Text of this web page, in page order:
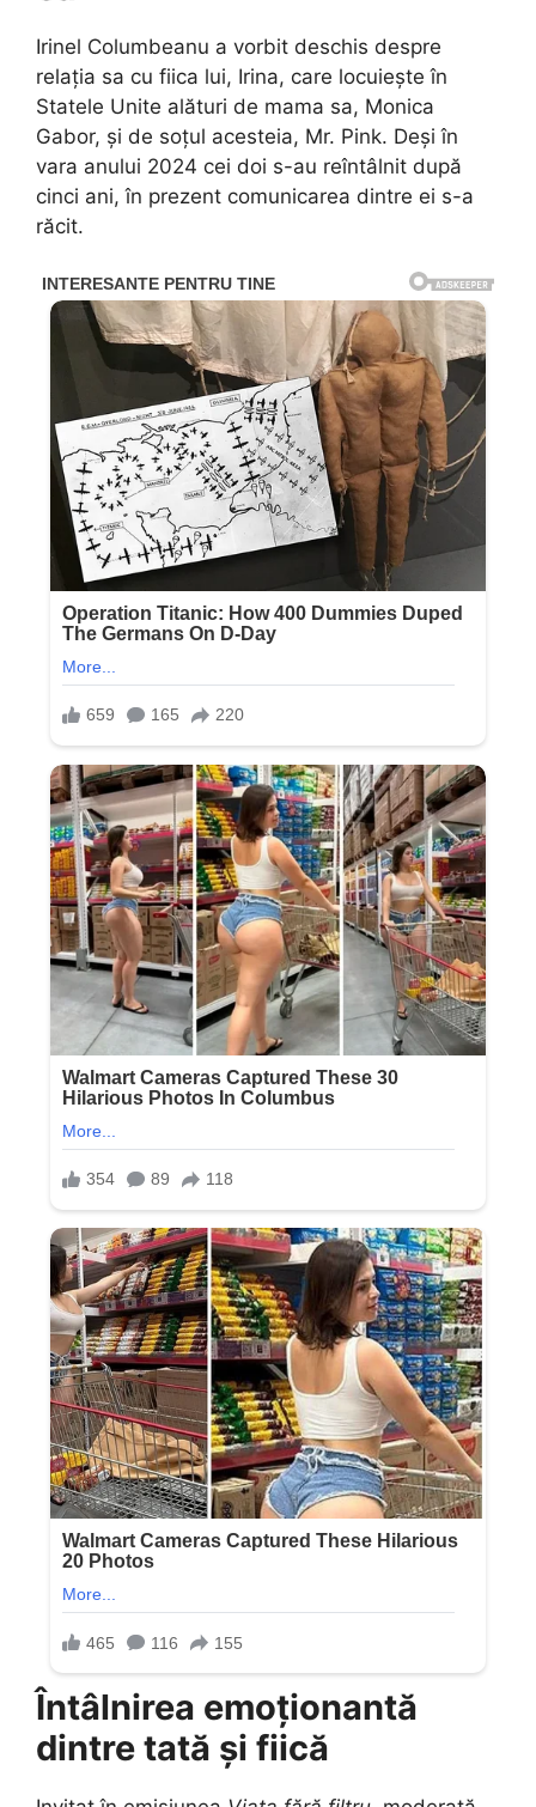
Irinel Columbeanu a vorbit deschis despre
relația sa cu fiica lui, Irina, care locuiește în
Statele Unite alături de mama sa, Monica
Gabor, și de soțul acesteia, Mr. Pink. Deși în
vara anului 2024 cei doi s-au reîntâlnit după
cinci ani, în prezent comunicarea dintre ei s-a
răcit.
Întâlnirea emoționantă
dintre tată și fiică